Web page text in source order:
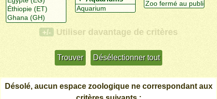
+/- Utiliser davantage de critères
Désolé, aucun espace zoologique ne correspondant aux